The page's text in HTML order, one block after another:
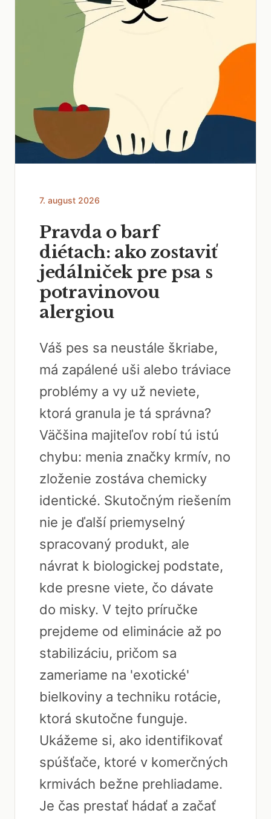
7. august 2026
Pravda o barf
diétach: ako zostaviť
jedálniček pre psa s
potravinovou
alergiou
Váš pes sa neustále škriabe,
má zapálené uši alebo tráviace
problémy a vy už neviete,
ktorá granula je tá správna?
Väčšina majiteľov robí tú istú
chybu: menia značky krmív, no
zloženie zostáva chemicky
identické. Skutočným riešením
nie je ďalší priemyselný
spracovaný produkt, ale
návrat k biologickej podstate,
kde presne viete, čo dávate
do misky. V tejto príručke
prejdeme od eliminácie až po
stabilizáciu, pričom sa
zameriame na 'exotické'
bielkoviny a techniku rotácie,
ktorá skutočne funguje.
Ukážeme si, ako identifikovať
spúšťače, ktoré v komerčných
krmivách bežne prehliadame.
Je čas prestať hádať a začať